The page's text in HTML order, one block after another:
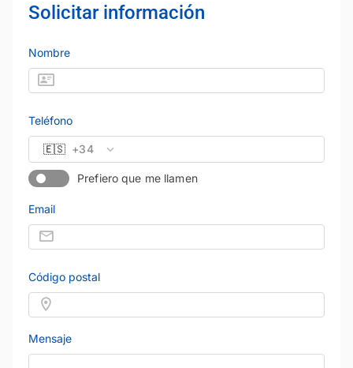
Solicitar información
Nombre
Teléfono
🇪🇸 +34
Prefiero que me llamen
Email
Código postal
Mensaje